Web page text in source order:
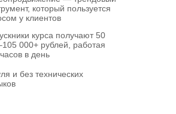
который пользуется
у клиентов
курса получают 50
000+ рублей, работая
в день
и без технических